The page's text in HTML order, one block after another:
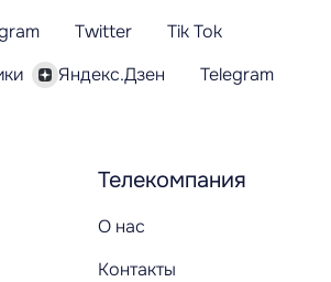
Телекомпания
О нас
Контакты
Twitter
Tik Tok
Яндекс.Дзен
Telegram